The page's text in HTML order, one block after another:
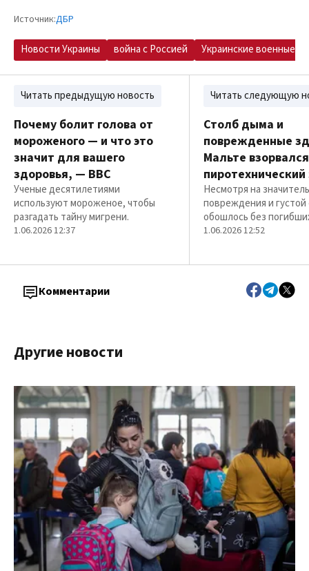
Источник:ДБР
Новости Украины война с Россией Украинские военные
Читать предыдущую новость
Почему болит голова от
мороженого — и что это
значит для вашего
здоровья, — BBC
Ученые десятилетиями
используют мороженое, чтобы
разгадать тайну мигрени.
1.06.2026 12:37
Читать следующую
Столб дыма и
поврежденные
Мальте взорвался
Несмотря на
повреждения и
обошлось без
1.06.2026 12:52
Комментарии
Другие новости